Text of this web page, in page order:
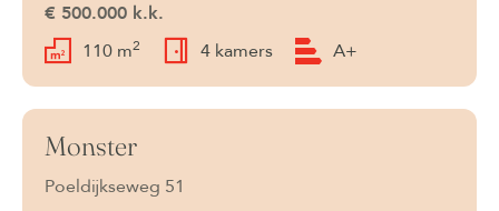
€ 500.000 k.k.
110 m2 4 kamers A+
Verkocht onder voorbehoud
Monster
Poeldijkseweg 51